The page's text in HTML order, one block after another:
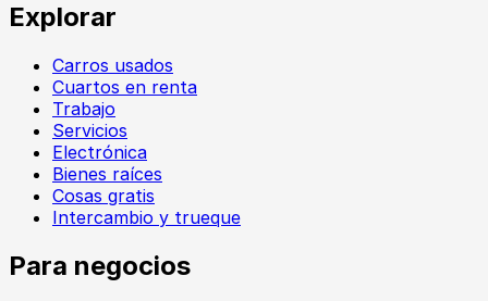
Explorar
Carros usados
Cuartos en renta
Trabajo
Servicios
Electrónica
Bienes raíces
Cosas gratis
Intercambio y trueque
Para negocios